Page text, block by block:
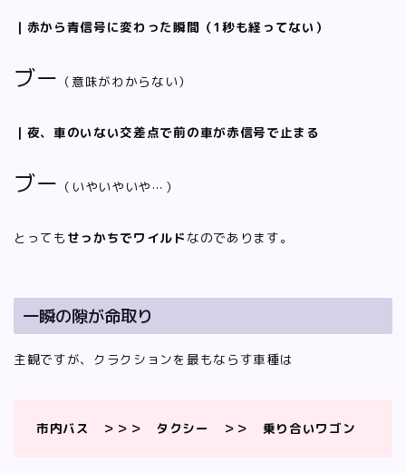
｜赤から青信号に変わった瞬間（1秒も経ってない）
ブー （意味がわからない）
｜夜、車のいない交差点で前の車が赤信号で止まる
ブー （いやいやいや⋯）
とっても せっかちでワイルド なのであります。
一瞬の隙が命取り
主観ですが、クラクションを最もならす車種は
市内バス ＞＞＞ タクシー ＞＞ 乗り合いワゴン